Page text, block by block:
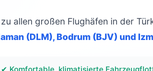
allen großen Flughäfen in der
(DLM), Bodrum (BJV) und